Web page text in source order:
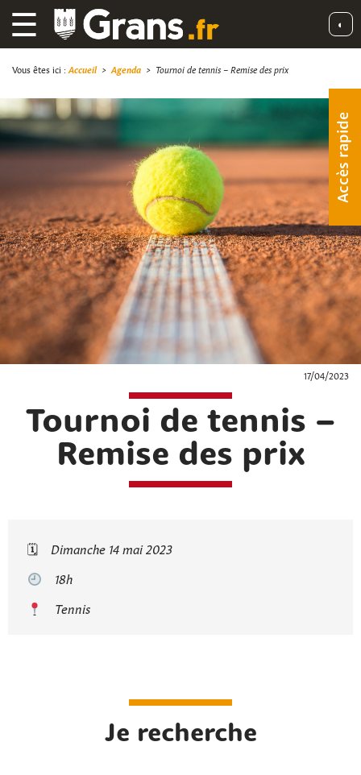
☰ ◐
Accès rapide
Vous êtes ici : Accueil> Agenda > Tournoi de tennis – Remise des prix
17/04/2023
Tournoi de tennis –
Remise des prix
🗓
Dimanche 14 mai 2023
18h
Tennis
Je recherche